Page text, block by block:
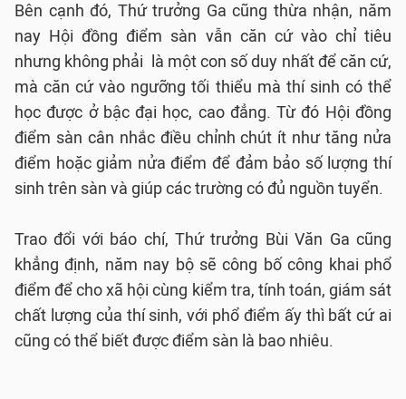
Bên cạnh đó, Thứ trưởng Ga cũng thừa nhận, năm
nay Hội đồng điểm sàn vẫn căn cứ vào chỉ tiêu
nhưng không phải là một con số duy nhất để căn cứ,
mà căn cứ vào ngưỡng tối thiểu mà thí sinh có thể
học được ở bậc đại học, cao đẳng. Từ đó Hội đồng
điểm sàn cân nhắc điều chỉnh chút ít như tăng nửa
điểm hoặc giảm nửa điểm để đảm bảo số lượng thí
sinh trên sàn và giúp các trường có đủ nguồn tuyển.
Trao đổi với báo chí, Thứ trưởng Bùi Văn Ga cũng
khẳng định, năm nay bộ sẽ công bố công khai phổ
điểm để cho xã hội cùng kiểm tra, tính toán, giám sát
chất lượng của thí sinh, với phổ điểm ấy thì bất cứ ai
cũng có thể biết được điểm sàn là bao nhiêu.